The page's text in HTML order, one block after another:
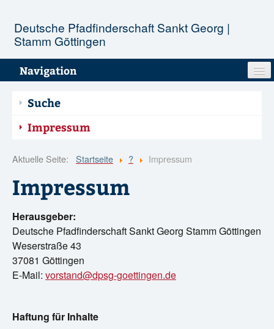
Deutsche Pfadfinderschaft Sankt Georg |
Stamm Göttingen
Navigation
Unser Stamm
Stufen
Aktionen
Termine
Infopool
Kontakt
?
Suche
Impressum
Aktuelle Seite: Startseite ? Impressum
Impressum
Herausgeber:
Deutsche Pfadfinderschaft Sankt Georg Stamm Göttingen
Weserstraße 43
37081 Göttingen
E-Mail: vorstand@dpsg-goettingen.de
Haftung für Inhalte